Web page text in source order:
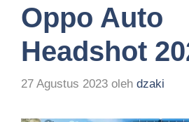
Oppo Auto
Headshot
27 Agustus 2023 oleh dzaki